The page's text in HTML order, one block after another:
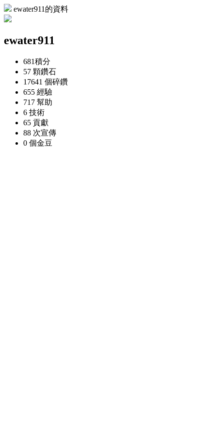
ewater911的資料
ewater911
681積分
57 顆鑽石
17641 個碎鑽
655 經驗
717 幫助
6 技術
65 貢獻
88 次宣傳
0 個金豆